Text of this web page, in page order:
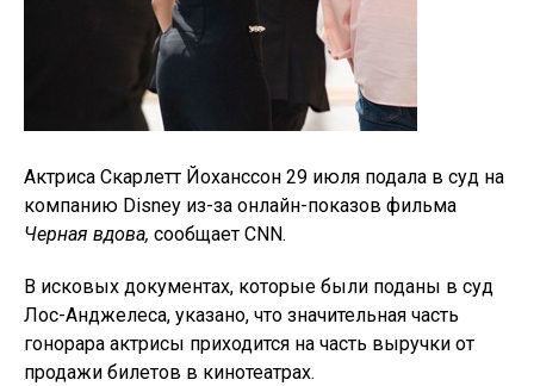
Актриса Скарлетт Йоханссон 29 июля подала в суд на
компанию Disney из-за онлайн-показов фильма
Черная вдова, сообщает CNN.
В исковых документах, которые были поданы в суд
Лос-Анджелеса, указано, что значительная часть
гонорара актрисы приходится на часть выручки от
продажи билетов в кинотеатрах.